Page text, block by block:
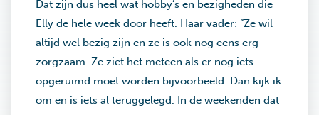
Dat zijn dus heel wat hobby’s en bezigheden die
Elly de hele week door heeft. Haar vader: ”Ze wil
altijd wel bezig zijn en ze is ook nog eens erg
zorgzaam. Ze ziet het meteen als er nog iets
opgeruimd moet worden bijvoorbeeld. Dan kijk ik
om en is iets al teruggelegd. In de weekenden dat